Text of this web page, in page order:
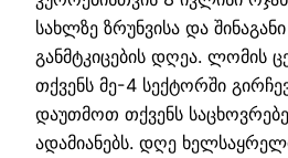
სახლზე ზრუნვისა და
განმტკიცების დღეა. ლომის
თქვენს მე-4 სექტორში
დაუთმოთ თქვენს
ადამიანებს. დღე